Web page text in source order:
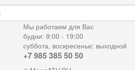
Мы работаем для Вас
будни: 9:00 - 19:00
суббота, воскресенье: выходной
+7 985 385 50 50